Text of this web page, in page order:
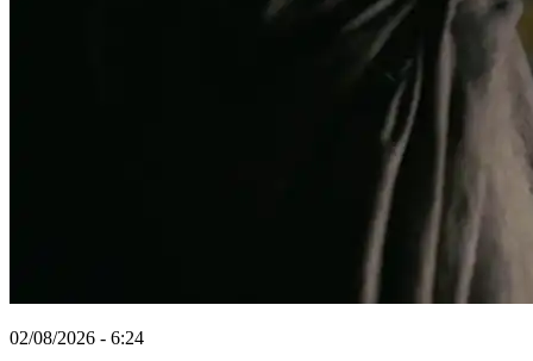
02/08/2026 - 6:24